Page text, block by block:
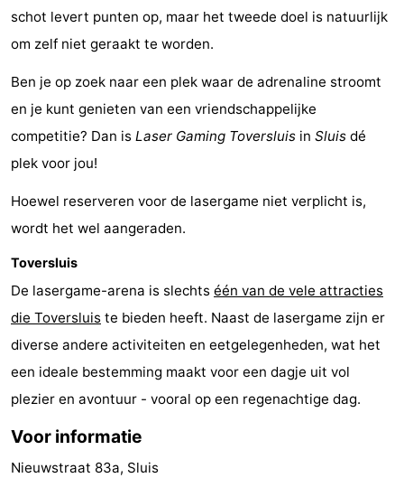
Blankenberger
Duinen
-
Center
Parcs
De
Haan
Last
minutes
Strand
Zien
&
Bezienswaardigheden
Musea
-
Uitkijkpunten
Attracties
schot levert punten op, maar het tweede doel is natuurlijk
om zelf niet geraakt te worden.
Ben je op zoek naar een plek waar de adrenaline stroomt
en je kunt genieten van een vriendschappelijke
competitie? Dan is Laser Gaming Toversluis in Sluis dé
plek voor jou!
Hoewel reserveren voor de lasergame niet verplicht is,
wordt het wel aangeraden.
Toversluis
De lasergame-arena is slechts één van de vele attracties
die Toversluis te bieden heeft. Naast de lasergame zijn er
diverse andere activiteiten en eetgelegenheden, wat het
een ideale bestemming maakt voor een dagje uit vol
plezier en avontuur - vooral op een regenachtige dag.
Voor informatie
Nieuwstraat 83a, Sluis